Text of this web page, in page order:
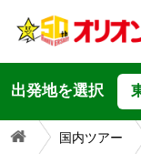
出発地を選択
国内ツアー